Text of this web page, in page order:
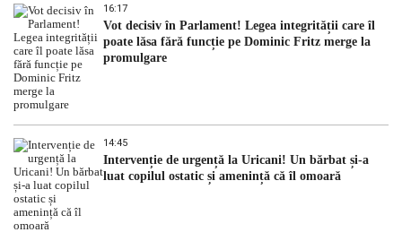
16:17
Vot decisiv în Parlament! Legea integrității care îl
poate lăsa fără funcție pe Dominic Fritz merge la
promulgare
14:45
Intervenție de urgență la Uricani! Un bărbat și-a
luat copilul ostatic și amenință că îl omoară